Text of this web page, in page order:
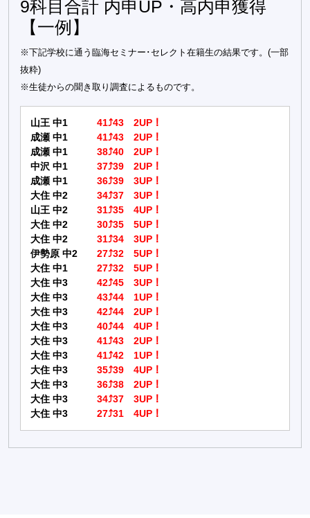
9科目合計 内申UP・高内申獲得
【一例】
※下記学校に通う臨海セミナー･セレクト在籍生の結果です。(一部
抜粋)
※生徒からの聞き取り調査によるものです。
山王 中1
41⤴43 2UP！
成瀬 中1
41⤴43 2UP！
成瀬 中1
38⤴40 2UP！
中沢 中1
37⤴39 2UP！
成瀬 中1
36⤴39 3UP！
大住 中2
34⤴37 3UP！
山王 中2
31⤴35 4UP！
大住 中2
30⤴35 5UP！
大住 中2
31⤴34 3UP！
伊勢原 中2
27⤴32 5UP！
大住 中1
27⤴32 5UP！
大住 中3
42⤴45 3UP！
大住 中3
43⤴44 1UP！
大住 中3
42⤴44 2UP！
大住 中3
40⤴44 4UP！
大住 中3
41⤴43 2UP！
大住 中3
41⤴42 1UP！
大住 中3
35⤴39 4UP！
大住 中3
36⤴38 2UP！
大住 中3
34⤴37 3UP！
大住 中3
27⤴31 4UP！